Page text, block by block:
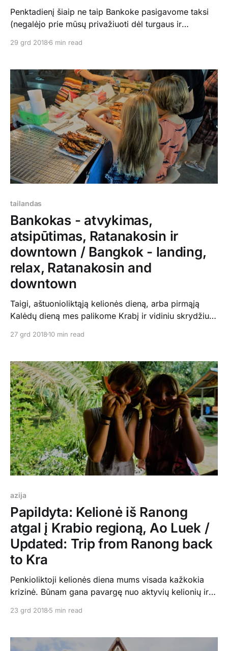
Penktadienį šiaip ne taip Bankoke pasigavome taksi
(negalėjo prie mūsų privažiuoti dėl turgaus ir
išskridome į Singapūrą. Vakarop buvome savo
aukštos, po erdvės Bankoke mums teko tenkintis
mažyčiu kambarėliu su dviem dviaukštėmis lovomis.
Bet nieko, svarbu kartu
29 grd 2018 6 min read
tailandas
Bankokas - atvykimas,
atsipūtimas, Ratanakosin ir
downtown / Bangkok - landing,
relax, Ratanakosin and
downtown
Taigi, aštuonioliktąją kelionės dieną, arba pirmąją
Kalėdų dieną mes palikome Krabį ir vidiniu skrydžiu
taksi iki viešbučio (25km), nes iškart atvykimo salėj
būna kosminė. Svarbu iš anksto pasidomėti, kokios
normalios kainos (ir šiaip bendros
27 grd 201810 min read
azija
Papildyta: Kelionė iš Ranong
atgal į Krabio regioną, Ao Luek /
Updated: Trip from Ranong back
to Kra
Penkioliktoji kelionės diena mums visada kažkokia
krizinė. Būnam gana pavargę nuo aktyvių kelionių ir
likome kondicionuojamame wasana resort namelyje,
tarpu Justas aplankė dar vieną iš krioklių. Vakare
23 grd 2018 5 min read